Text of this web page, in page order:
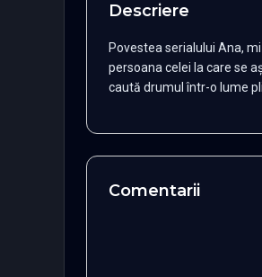
Descriere
Povestea serialului Ana,
persoana celei la care se
caută drumul într-o lume
Comentarii